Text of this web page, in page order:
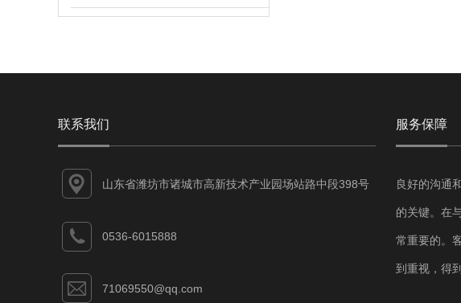
联系我们
山东省潍坊市诸城市高新技术产业园场站路中段398号
0536-6015888
71069550@qq.com
服务保障
良好的沟通
的关键。在
常重要的。
到重视，得